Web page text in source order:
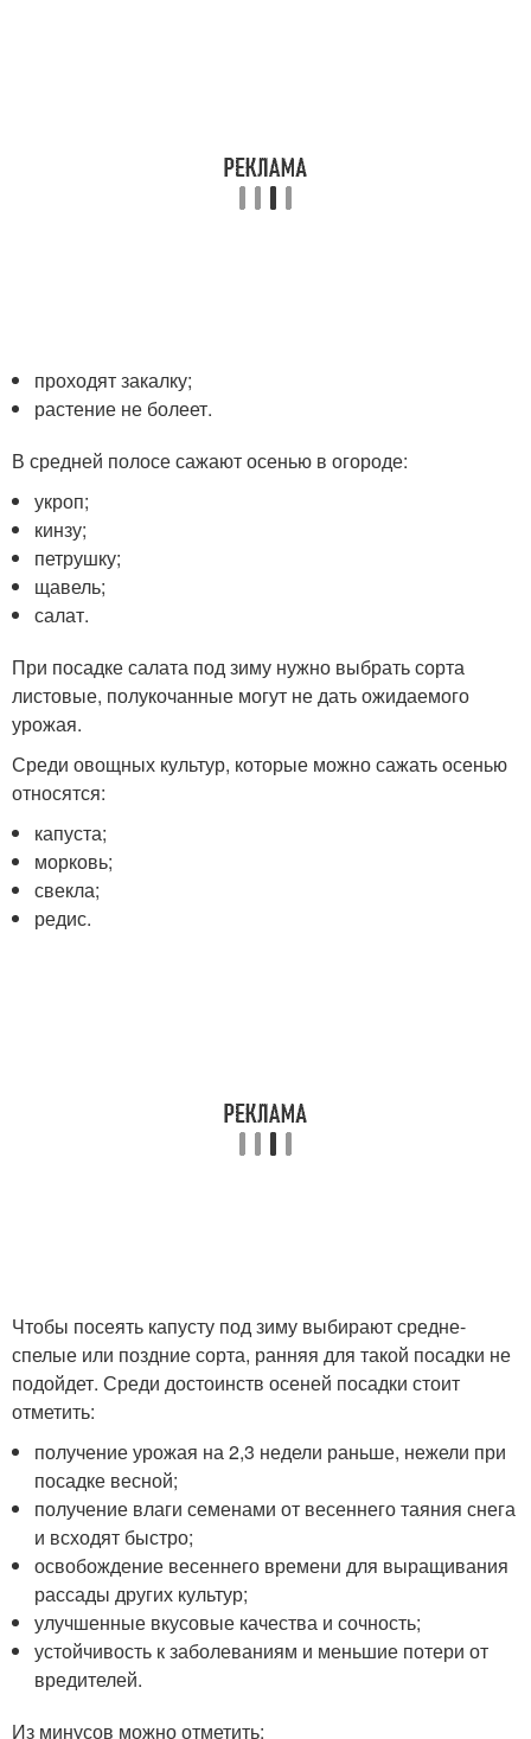
проходят закалку;
растение не болеет.
В средней полосе сажают осенью в огороде:
укроп;
кинзу;
петрушку;
щавель;
салат.
При посадке салата под зиму нужно выбрать сорта
листовые, полукочанные могут не дать ожидаемого
урожая.
Среди овощных культур, которые можно сажать осенью
относятся:
капуста;
морковь;
свекла;
редис.
Чтобы посеять капусту под зиму выбирают средне-
спелые или поздние сорта, ранняя для такой посадки не
подойдет. Среди достоинств осеней посадки стоит
отметить:
получение урожая на 2,3 недели раньше, нежели при
посадке весной;
получение влаги семенами от весеннего таяния снега
и всходят быстро;
освобождение весеннего времени для выращивания
рассады других культур;
улучшенные вкусовые качества и сочность;
устойчивость к заболеваниям и меньшие потери от
вредителей.
Из минусов можно отметить: